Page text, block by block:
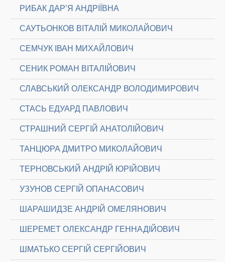
РИБАК ДАР’Я АНДРІЇВНА
САУТЬОНКОВ ВІТАЛІЙ МИКОЛАЙОВИЧ
СЕМЧУК ІВАН МИХАЙЛОВИЧ
СЕНИК РОМАН ВІТАЛІЙОВИЧ
СЛАВСЬКИЙ ОЛЕКСАНДР ВОЛОДИМИРОВИЧ
СТАСЬ ЕДУАРД ПАВЛОВИЧ
СТРАШНИЙ СЕРГІЙ АНАТОЛІЙОВИЧ
ТАНЦЮРА ДМИТРО МИКОЛАЙОВИЧ
ТЕРНОВСЬКИЙ АНДРІЙ ЮРІЙОВИЧ
УЗУНОВ СЕРГІЙ ОПАНАСОВИЧ
ШАРАШИДЗЕ АНДРІЙ ОМЕЛЯНОВИЧ
ШЕРЕМЕТ ОЛЕКСАНДР ГЕННАДІЙОВИЧ
ШМАТЬКО СЕРГІЙ СЕРГІЙОВИЧ